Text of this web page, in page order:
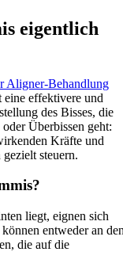
eigentlich
Aligner-Behandlung
effektivere und
des Bisses, die
Überbissen geht:
Kräfte und
steuern.
liegt, eignen sich
entweder an
die auf die